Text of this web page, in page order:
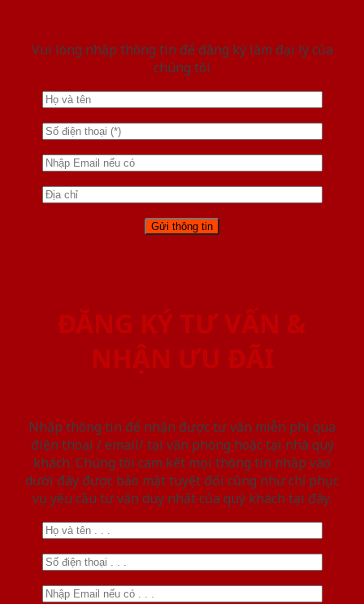
Vui lòng nhập thông tin để đăng ký làm đại lý của
chúng tôi
ĐĂNG KÝ TƯ VẤN &
NHẬN ƯU ĐÃI
Nhập thông tin để nhận được tư vấn miễn phí qua
điện thoại / email/ tại văn phòng hoặc tại nhà quý
khách. Chúng tôi cam kết mọi thông tin nhập vào
dưới đây được bảo mật tuyệt đối cũng như chỉ phục
vụ yêu cầu tư vấn duy nhất của quý khách tại đây.